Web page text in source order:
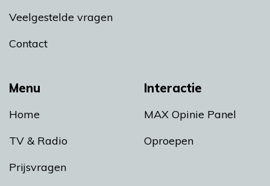
Menu
Home
TV & Radio
Prijsvragen
Interactie
MAX Opinie Panel
Oproepen
Veelgestelde vragen
Contact